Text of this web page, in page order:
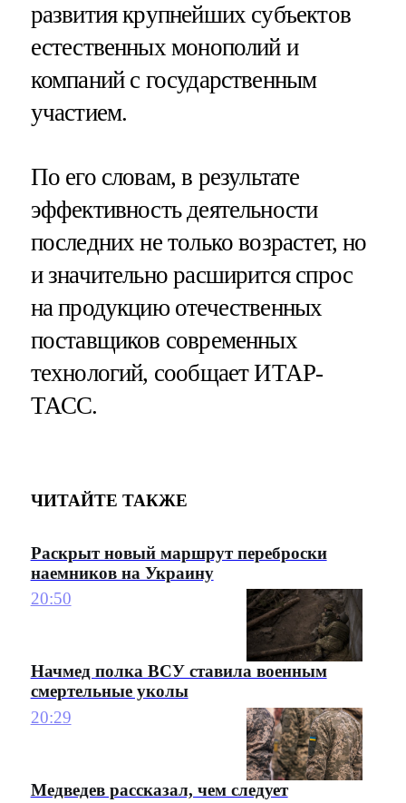
развития крупнейших субъектов
естественных монополий и
компаний с государственным
участием.
По его словам, в результате
эффективность деятельности
последних не только возрастет, но
и значительно расширится спрос
на продукцию отечественных
поставщиков современных
технологий, сообщает ИТАР-
ТАСС.
ЧИТАЙТЕ ТАКЖЕ
Раскрыт новый маршрут переброски
наемников на Украину
20:50
Начмед полка ВСУ ставила военным
смертельные уколы
20:29
Медведев рассказал, чем следует